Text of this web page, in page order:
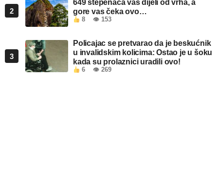
2
649 stepenaca vas dijeli od vrha, a
gore vas čeka ovo…
8 👁 153
3
Policajac se pretvarao da je beskućnik
u invalidskim kolicima: Ostao je u šoku
kada su prolaznici uradili ovo!
6 👁 269